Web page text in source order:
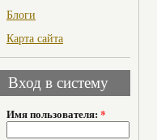
Блоги
Карта сайта
Вход в систему
Имя пользователя: *